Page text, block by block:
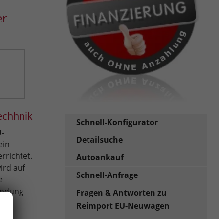
auf
Schnell-Konfigurator
Detailsuche
Autoankauf
Schnell-Anfrage
Fragen & Antworten zu
Reimport EU-Neuwagen